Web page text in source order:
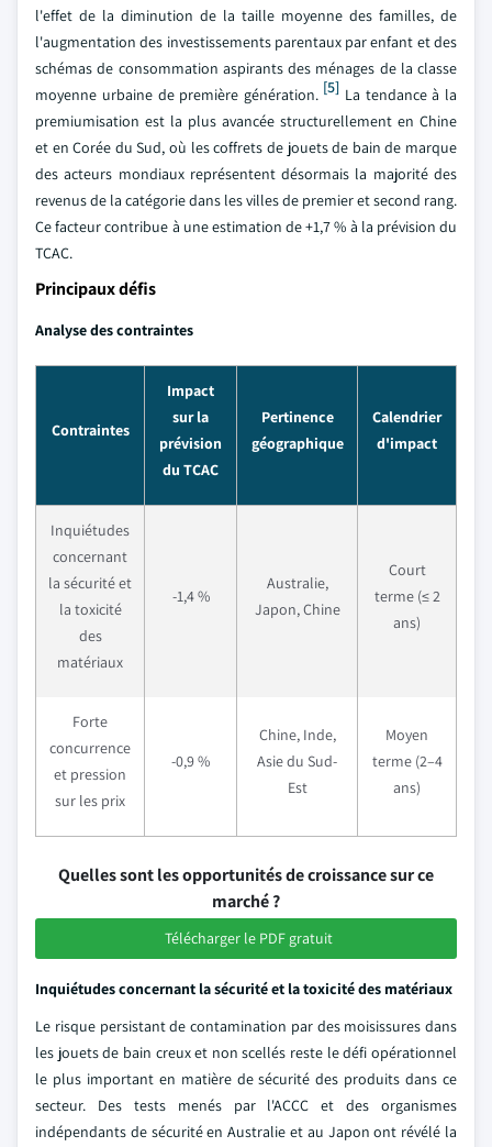
l'effet de la diminution de la taille moyenne des familles, de
l'augmentation des investissements parentaux par enfant et des
schémas de consommation aspirants des ménages de la classe
moyenne urbaine de première génération. [5] La tendance à la
premiumisation est la plus avancée structurellement en Chine
et en Corée du Sud, où les coffrets de jouets de bain de marque
des acteurs mondiaux représentent désormais la majorité des
revenus de la catégorie dans les villes de premier et second rang.
Ce facteur contribue à une estimation de +1,7 % à la prévision du
TCAC.
Principaux défis
Analyse des contraintes
Contraintes
Impact
sur la
prévision
du TCAC
Pertinence
géographique
Calendrier
d'impact
Inquiétudes
concernant
la sécurité et
la toxicité
des
matériaux
-1,4 %
Australie,
Japon, Chine
Court
terme (≤ 2
ans)
Forte
concurrence
et pression
sur les prix
-0,9 %
Chine, Inde,
Asie du Sud-
Est
Moyen
terme (2–4
ans)
Quelles sont les opportunités de croissance sur ce
marché ?
Télécharger le PDF gratuit
Inquiétudes concernant la sécurité et la toxicité des matériaux
Le risque persistant de contamination par des moisissures dans
les jouets de bain creux et non scellés reste le défi opérationnel
le plus important en matière de sécurité des produits dans ce
secteur. Des tests menés par l'ACCC et des organismes
indépendants de sécurité en Australie et au Japon ont révélé la